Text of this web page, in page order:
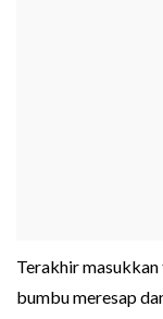
Terakhir
bumbu meresap